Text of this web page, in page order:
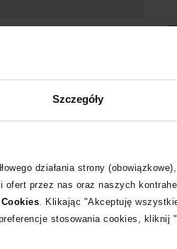
Szczegóły
działania strony
przez nas oraz naszych
. Klikając "Akceptuję
stosowania cookies, kliknij